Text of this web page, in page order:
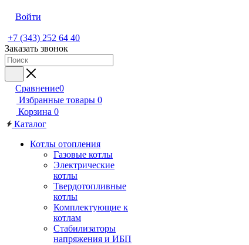
Войти
+7 (343) 252 64 40
Заказать звонок
Сравнение0
Избранные товары 0
Корзина 0
Каталог
Котлы отопления
Газовые котлы
Электрические
котлы
Твердотопливные
котлы
Комплектующие к
котлам
Стабилизаторы
напряжения и ИБП